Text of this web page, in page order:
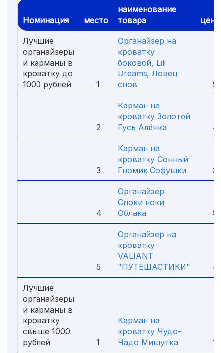
Номинация место
наименование
товара
цена
Лучшие
органайзеры
и карманы в
кроватку до
1000 рублей
1
Органайзер на
кроватку
боковой, Lili
Dreams, Ловец
снов
2
Карман на
кроватку Золотой
Гусь Алёнка
3
Карман на
кроватку Сонный
Гномик Софушки
4
Органайзер
Споки ноки
Облака
5
Органайзер на
кроватку
VALIANT
"ПУТЕШАСТИКИ"
Лучшие
органайзеры
и карманы в
кроватку
свыше 1000
рублей
1
Карман на
кроватку Чудо-
Чадо Мишутка
1